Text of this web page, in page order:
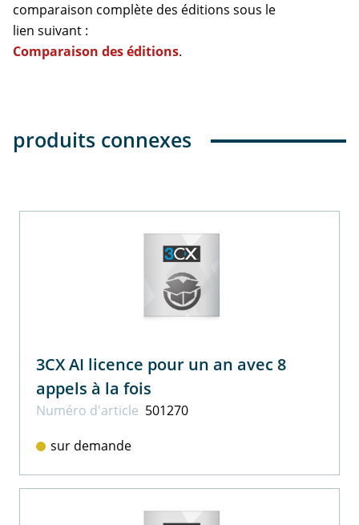
comparaison complète des éditions sous le
lien suivant :
Comparaison des éditions.
produits connexes
3CX AI licence pour un an avec 8
appels à la fois
Numéro d'article 501270
sur demande